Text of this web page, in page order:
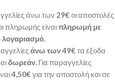
άνω των 29€ οι αποστολές
πληρωμής είναιπληρωμή με
λογαριασμό.
άνω των 49€ τα έξοδα
δωρεάν. Για παραγγελίες
4,50€ για την αποστολή και σε